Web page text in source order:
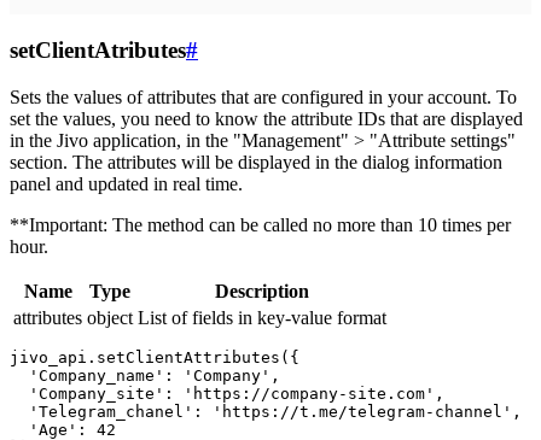
setClientAtributes#
Sets the values ​​of attributes that are configured in your account. To
set the values, you need to know the attribute IDs that are displayed
in the Jivo application, in the "Management" > "Attribute settings"
section. The attributes will be displayed in the dialog information
panel and updated in real time.
**Important: The method can be called no more than 10 times per
hour.
Name Type
Description
attributes object List of fields in key-value format
jivo_api.setClientAttributes({
  'Company_name': 'Company',
  'Company_site': 'https://company-site.com',
  'Telegram_chanel': 'https://t.me/telegram-channel',
  'Age': 42